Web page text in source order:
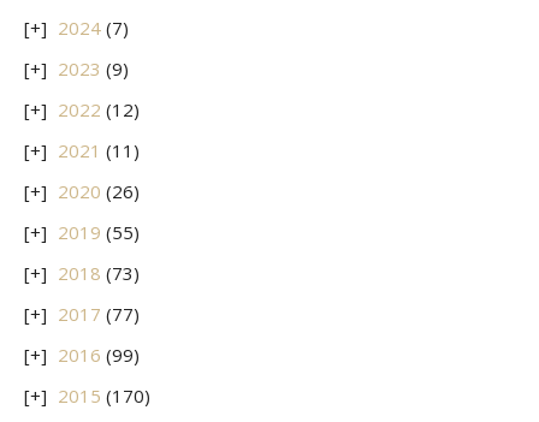
2024 (7)
2023 (9)
2022 (12)
2021 (11)
2020 (26)
2019 (55)
2018 (73)
2017 (77)
2016 (99)
2015 (170)